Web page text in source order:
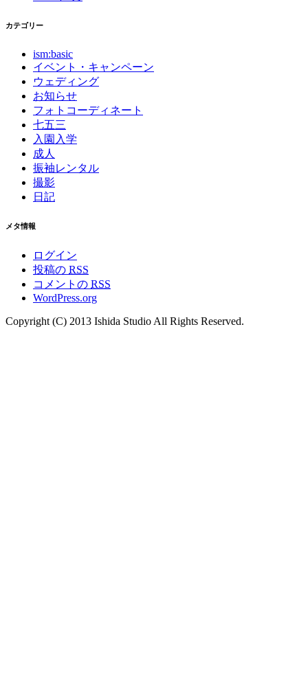
カテゴリー
ism:basic
イベント・キャンペーン
ウェディング
お知らせ
フォトコーディネート
七五三
入園入学
成人
振袖レンタル
撮影
日記
メタ情報
ログイン
投稿の RSS
コメントの RSS
WordPress.org
Copyright (C) 2013 Ishida Studio All Rights Reserved.